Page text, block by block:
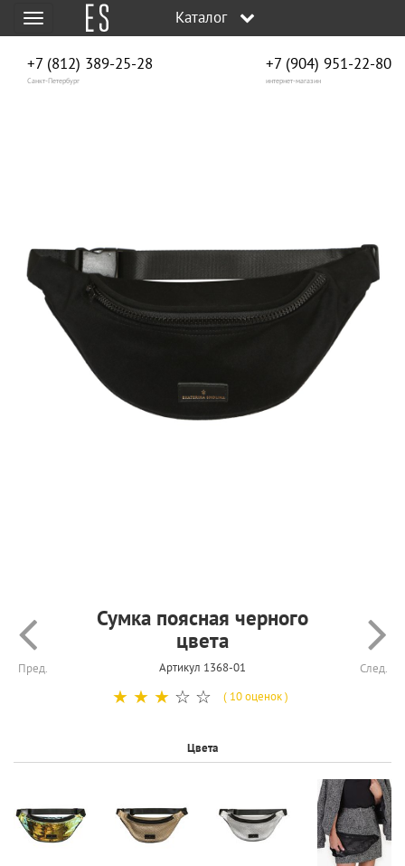
Меню Каталог
+7 (812) 389-25-28
Санкт-Петербург
+7 (904) 951‑22‑80
интернет-магазин
Пред.
Сумка поясная черного
цвета
Артикул 1368-01 След.
☆
☆
☆
☆
☆ ( 10 оценок )
Цвета